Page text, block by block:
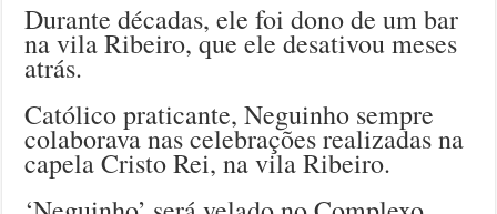
Durante décadas, ele foi dono de um bar
na vila Ribeiro, que ele desativou meses
atrás.
Católico praticante, Neguinho sempre
colaborava nas celebrações realizadas na
capela Cristo Rei, na vila Ribeiro.